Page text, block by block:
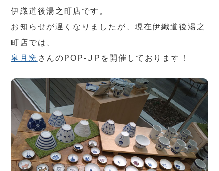
伊織道後湯之町店です。
お知らせが遅くなりましたが、現在伊織道後湯之
町店では、
皐月窯 さんのPOP-UPを開催しております！